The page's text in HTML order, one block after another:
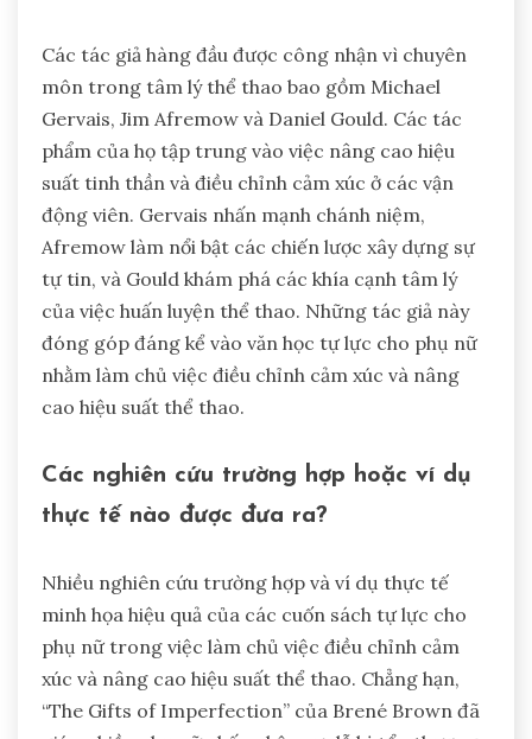
Các tác giả hàng đầu được công nhận vì chuyên
môn trong tâm lý thể thao bao gồm Michael
Gervais, Jim Afremow và Daniel Gould. Các tác
phẩm của họ tập trung vào việc nâng cao hiệu
suất tinh thần và điều chỉnh cảm xúc ở các vận
động viên. Gervais nhấn mạnh chánh niệm,
Afremow làm nổi bật các chiến lược xây dựng sự
tự tin, và Gould khám phá các khía cạnh tâm lý
của việc huấn luyện thể thao. Những tác giả này
đóng góp đáng kể vào văn học tự lực cho phụ nữ
nhằm làm chủ việc điều chỉnh cảm xúc và nâng
cao hiệu suất thể thao.
Các nghiên cứu trường hợp hoặc ví dụ
thực tế nào được đưa ra?
Nhiều nghiên cứu trường hợp và ví dụ thực tế
minh họa hiệu quả của các cuốn sách tự lực cho
phụ nữ trong việc làm chủ việc điều chỉnh cảm
xúc và nâng cao hiệu suất thể thao. Chẳng hạn,
“The Gifts of Imperfection” của Brené Brown đã